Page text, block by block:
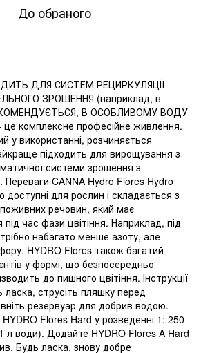
До обраного
ДЛЯ СИСТЕМ РЕЦИРКУЛЯЦІЇ
ЗРОШЕННЯ (наприклад, в
В ОСОБЛИВОМУ ВОДУ
це комплексне професійне живлення.
у використанні, розчиняється
підходить для вирощування з
системи зрошення з
Переваги CANNA Hydro Flores Hydro
доступні для рослин і складається з
поживних речовин, який має
час фази цвітіння. Наприклад, під
набагато менше азоту, але
HYDRO Flores також багатий
у формі, що безпосередньо
до пишного цвітіння. Інструкції
ласка, струсіть пляшку перед
резервуар для добрив водою.
Flores Hard у розведенні 1: 250
л води). Додайте HYDRO Flores A Hard
Будь ласка, знову добре